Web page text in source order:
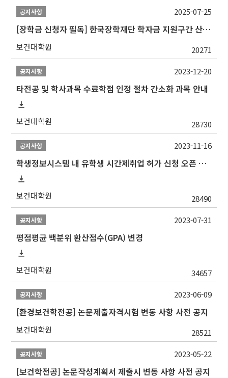
공지사항
[장학금 신청자 필독] 한국장학재단 학자금 지원구간 산정 권고
보건대학원 20271
2025-07-25
공지사항
타전공 및 학사과목 수료학점 인정 절차 간소화 과목 안내
보건대학원 28730
2023-12-20
공지사항
학생정보시스템 내 유학생 시간제취업 허가 신청 오픈 안내
보건대학원 28490
2023-11-16
공지사항
평점평균 백분위 환산점수(GPA) 변경
보건대학원 34657
2023-07-31
공지사항
[환경보건학전공] 논문제출자격시험 변동 사항 사전 공지
보건대학원 28521
2023-06-09
공지사항
[보건학전공] 논문작성계획서 제출시 변동 사항 사전 공지
2023-05-22